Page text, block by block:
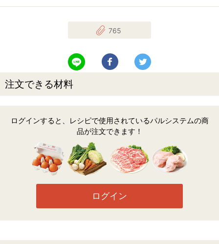
765
LINEで送る Facebookでシェアする
注文できる材料
ログインすると、レシピで使用されているパルシステムの商
品が注文できます！
ログイン